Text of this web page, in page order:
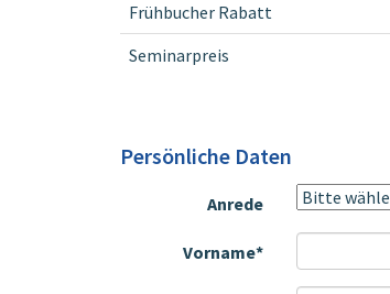
Frühbucher Rabatt
Seminarpreis
Persönliche Daten
Anrede
Vorname*